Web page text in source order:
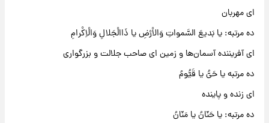
ای مهربان
ده مرتبه: یا بَدیعَ السَّمواتِ وَالاْرْضِ یا ذَاالْجَلالِ وَالْاِکْرامِ
ای آفریننده آسمان‌ها و زمین ای صاحب جلالت و بزرگواری
ده مرتبه یا حَیُّ یا قَیُّومُ
ای زنده و پاینده
ده مرتبه: یا حَنّانُ یا مَنّانُ